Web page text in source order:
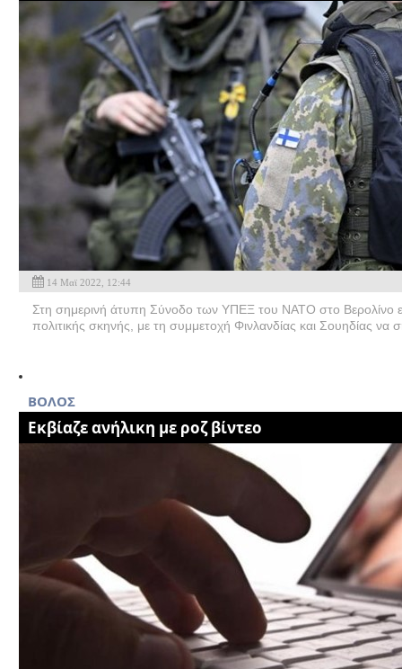
14 Μαϊ 2022, 12:44
Στη σημερινή άτυπη Σύνοδο των ΥΠΕΞ του ΝΑΤΟ στο Βερολίνο
πολιτικής σκηνής, με τη συμμετοχή Φινλανδίας και Σουηδίας να
ΒΟΛΟΣ
Εκβίαζε ανήλικη με ροζ βίντεο